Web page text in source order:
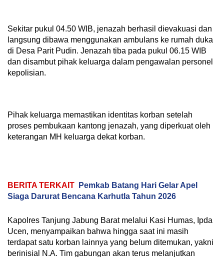
di Desa Parit Pudin. Jenazah tiba pada pukul 06.15 WIB
dan disambut pihak keluarga dalam pengawalan personel
kepolisian.
keterangan MH keluarga dekat korban.
Kapolres Tanjung Jabung Barat melalui Kasi Humas, Ipda
terdapat satu korban lainnya yang belum ditemukan, yakni
berinisial N.A. Tim gabungan akan terus melanjutkan
upaya pencarian hingga seluruh korban berhasil
ditemukan.